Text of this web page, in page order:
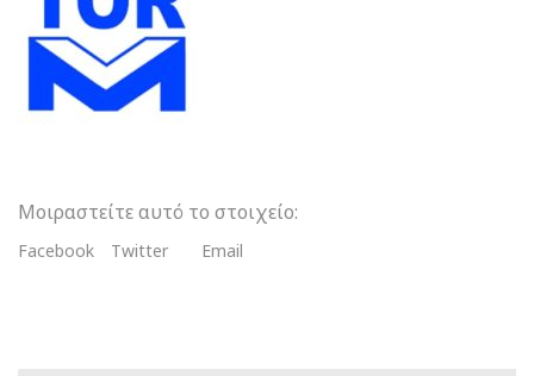
Τεχνητά
Τοιχώματα
Τύπου
Σέλας
ποσότητα
Μοιραστείτε αυτό το στοιχείο:
Facebook Twitter Email